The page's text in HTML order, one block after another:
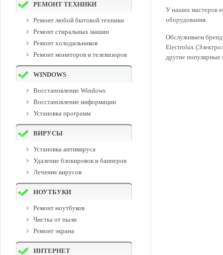
РЕМОНТ ТЕХНИКИ
Ремонт любой бытовой техники
Ремонт стиральных машин
Ремонт холодильников
Ремонт мониторов и телевизоров
WINDOWS
Восстановление Windows
Восстановление информации
Установка программ
ВИРУСЫ
Установка антивируса
Удаление блокировок и баннеров
Лечение вирусов
НОУТБУКИ
Ремонт ноутбуков
Чистка от пыли
Ремонт экрана
ИНТЕРНЕТ
У наших мастеров
оборудования.
Обслуживаем
Electrolux
другие популярные